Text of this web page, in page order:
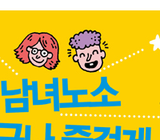
능 - Adobe Stock
능 - Search(윗/검색)
- Export As(윗/내보내기 형
Liquify(윗/픽셀 유동화)
선 기능 - New Guide
- Camera Raw Filter(윗/
Gallery(윗/흐림 효과 갤러